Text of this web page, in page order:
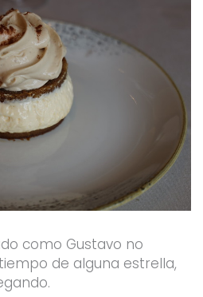
como Gustavo no
de alguna estrella,